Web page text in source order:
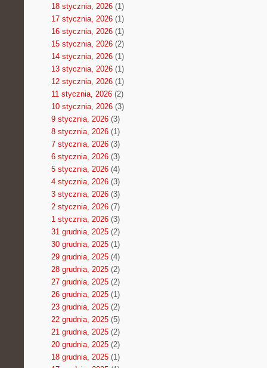
18 stycznia, 2026(1)
17 stycznia, 2026(1)
16 stycznia, 2026(1)
15 stycznia, 2026(2)
14 stycznia, 2026(1)
13 stycznia, 2026(1)
12 stycznia, 2026(1)
11 stycznia, 2026(2)
10 stycznia, 2026(3)
9 stycznia, 2026(3)
8 stycznia, 2026(1)
7 stycznia, 2026(3)
6 stycznia, 2026(3)
5 stycznia, 2026(4)
4 stycznia, 2026(3)
3 stycznia, 2026(3)
2 stycznia, 2026(7)
1 stycznia, 2026(3)
31 grudnia, 2025(2)
30 grudnia, 2025(1)
29 grudnia, 2025(4)
28 grudnia, 2025(2)
27 grudnia, 2025(2)
26 grudnia, 2025(1)
23 grudnia, 2025(2)
22 grudnia, 2025(5)
21 grudnia, 2025(2)
20 grudnia, 2025(2)
18 grudnia, 2025(1)